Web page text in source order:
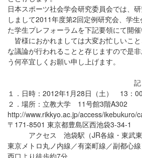
日本スポーツ社会学会研究委員会では、
しまして2011年度第2回定例研究会、学
た学生プレフォーラムを下記要領にて開催
皆様におかれましては大変お忙しいこ
な議論が行われることと存じますので是
う何卒宜しくお願い申し上げます。
敬
記
１．日時：2012年1月28日（土） 13：
２．場所：立教大学 11号館3階A302
http://www.rikkyo.ac.jp/access/ikebukuro/
〒171-8501 東京都豊島区西池袋3-34-1
アクセス 池袋駅（JR各線・東武東
東京メトロ丸ノ内線／有楽町線／副都心線
西口より徒歩約7分